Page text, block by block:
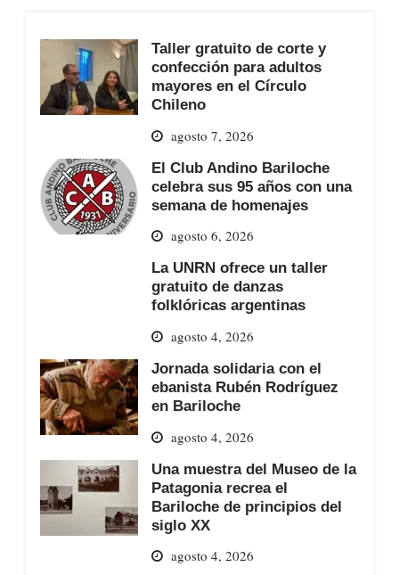
Taller gratuito de corte y
confección para adultos
mayores en el Círculo
Chileno
agosto 7, 2026
El Club Andino Bariloche
celebra sus 95 años con una
semana de homenajes
agosto 6, 2026
La UNRN ofrece un taller
gratuito de danzas
folklóricas argentinas
agosto 4, 2026
Jornada solidaria con el
ebanista Rubén Rodríguez
en Bariloche
agosto 4, 2026
Una muestra del Museo de la
Patagonia recrea el
Bariloche de principios del
siglo XX
agosto 4, 2026